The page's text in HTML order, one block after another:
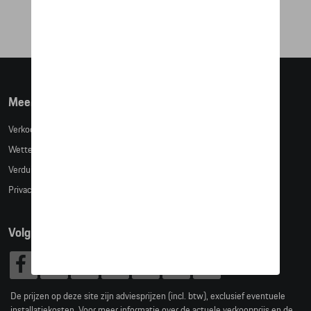
Meer info
Verkoopsvoorwaarden
Wettelijke bepalingen
Verduidelijking kledingmaten
Privacybeleid
Volg Ons
De prijzen op deze site zijn adviesprijzen (incl. btw), exclusief eventuele